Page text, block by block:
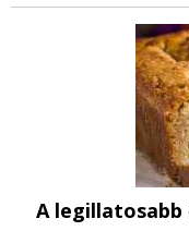
A legillatosabb